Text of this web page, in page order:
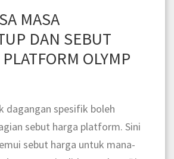
MASA
DAN SEBUT
OLYMP
dagangan spesifik boleh
sebut harga platform. Sini
sebut harga untuk mana-